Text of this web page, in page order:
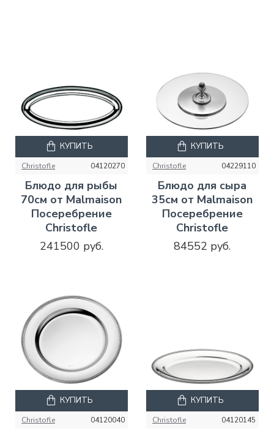
Christofle 04120270
Блюдо для рыбы
70см от Malmaison
Посеребрение
Christofle
241500 руб.
КУПИТЬ
Christofle 04229110
Блюдо для сыра
35см от Malmaison
Посеребрение
Christofle
84552 руб.
КУПИТЬ
Christofle 04120040
КУПИТЬ
Christofle 04120145
КУПИТЬ